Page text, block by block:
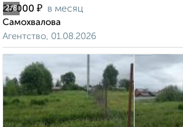
2/8
25 000 ₽ в месяц
Самохвалова
Агентство, 01.08.2026